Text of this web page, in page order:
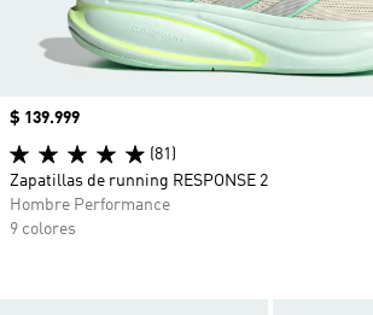
Precio
$ 139.999
(81)
Zapatillas de running RESPONSE 2
Hombre Performance
9 colores